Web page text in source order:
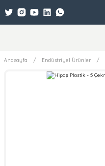
Anasayfa Endüstriyel Ürünler